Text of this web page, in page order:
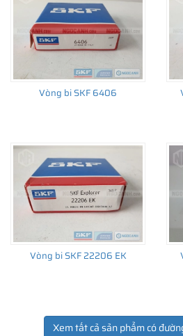
Vòng bi SKF 6406
Vòng bi SKF 22206 EK
Xem tất cả sản phẩm có